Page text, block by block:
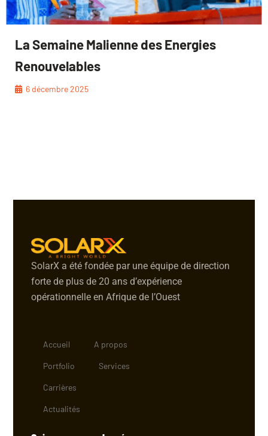
La Semaine Malienne des Energies
Renouvelables
6 décembre 2025
SolarX a été fondée par une équipe de direction
forte de plus de 20 ans d’expérience
opérationnelle en Afrique de l’Ouest
Accueil A propos
Portfolio Services
Carrières
Actualités